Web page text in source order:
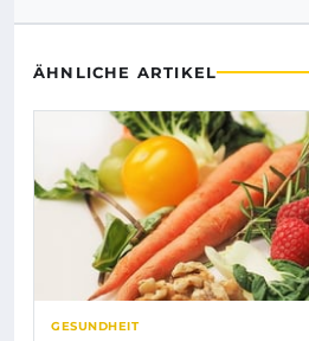
ÄHNLICHE ARTIKEL
GESUNDHEIT